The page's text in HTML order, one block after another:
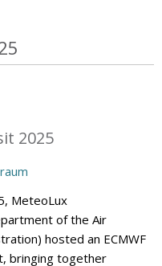
2025
MeteoLux
of the Air
hosted an ECMWF
bringing together